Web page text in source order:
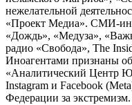
нежелательной
«Проект Медиа». СМИ-
«Дождь», «Медуза»,
радио «Свобода», The
Иноагентами признаны
«Аналитический Центр
Instagram и Facebook
Федерации за экстремизм.